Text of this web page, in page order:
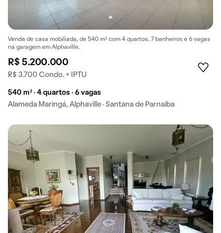
Venda de casa mobiliada, de 540 m² com 4 quartos, 7 banheiros e 6 vagas
na garagem em Alphaville.
R$ 5.200.000
R$ 3.700 Condo. + IPTU
540 m² · 4 quartos · 6 vagas
Alameda Maringá, Alphaville · Santana de Parnaíba